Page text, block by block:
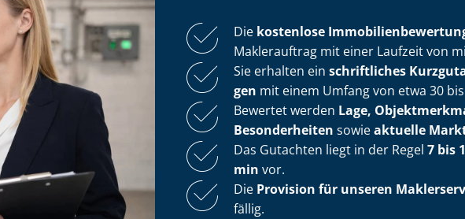
Die kostenlose
Maklerauftrag mit einer Laufzeit von
Sie erhalten ein schriftliches
gen mit einem Umfang von etwa 30
Bewertet werden Lage,
Besonderheiten sowieaktuelle
Das Gutachten liegt in der Regel 7 bis
min vor.
Die Provision für unseren
fällig.